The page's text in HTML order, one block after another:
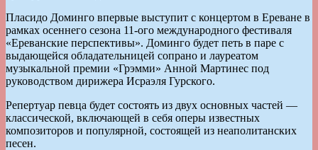
Пласидо Доминго впервые выступит с концертом в Ереване в
рамках осеннего сезона 11-ого международного фестиваля
«Ереванские перспективы». Доминго будет петь в паре с
выдающейся обладательницей сопрано и лауреатом
музыкальной премии «Грэмми» Анной Мартинес под
руководством дирижера Исраэля Гурского.
Репертуар певца будет состоять из двух основных частей —
классической, включающей в себя оперы известных
композиторов и популярной, состоящей из неаполитанских
песен.